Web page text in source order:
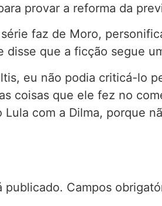
provar a reforma da
faz de Moro,
disse que a ficção segue
eu não podia criticá-lo
coisas que ele fez no
com a Dilma, porque
publicado. Campos